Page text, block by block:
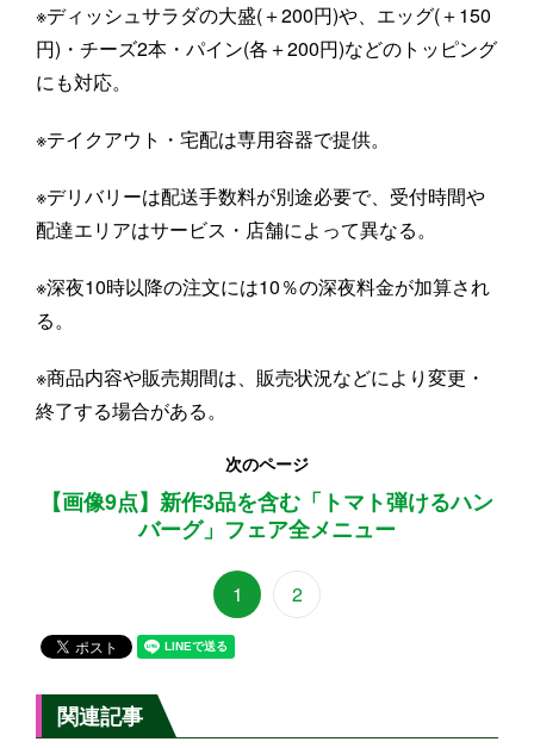
※ディッシュサラダの大盛(＋200円)や、エッグ(＋150
円)・チーズ2本・パイン(各＋200円)などのトッピング
にも対応。
※テイクアウト・宅配は専用容器で提供。
※デリバリーは配送手数料が別途必要で、受付時間や
配達エリアはサービス・店舗によって異なる。
※深夜10時以降の注文には10％の深夜料金が加算され
る。
※商品内容や販売期間は、販売状況などにより変更・
終了する場合がある。
次のページ
【画像9点】新作3品を含む「トマト弾けるハン
バーグ」フェア全メニュー
1 2
関連記事